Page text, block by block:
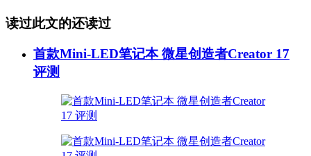
读过此文的还读过
首款Mini-LED笔记本 微星创造者Creator 17
评测